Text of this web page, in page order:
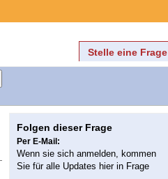
Stelle eine Frage
Folgen dieser Frage
Per E-Mail:
Wenn sie sich anmelden, kommen
Sie für alle Updates hier in Frage